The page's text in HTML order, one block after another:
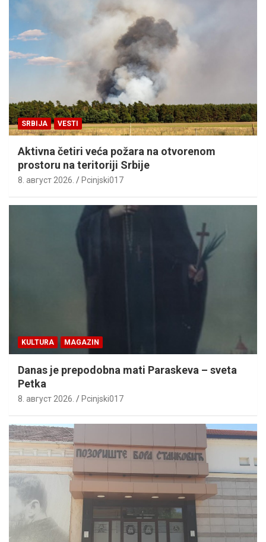
SRBIJA VESTI
Aktivna četiri veća požara na otvorenom
prostoru na teritoriji Srbije
8. август 2026. Pcinjski017
KULTURA MAGAZIN
Danas je prepodobna mati Paraskeva – sveta
Petka
8. август 2026. Pcinjski017